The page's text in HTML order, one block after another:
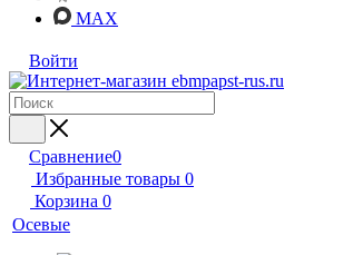
MAX
Войти
Сравнение0
Избранные товары 0
Корзина 0
Осевые